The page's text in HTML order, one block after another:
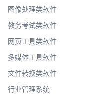
图像处理类软件
教务考试类软件
网页工具类软件
多媒体工具软件
文件转换类软件
行业管理系统